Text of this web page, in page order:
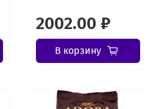
2002.00 ₽
В корзину